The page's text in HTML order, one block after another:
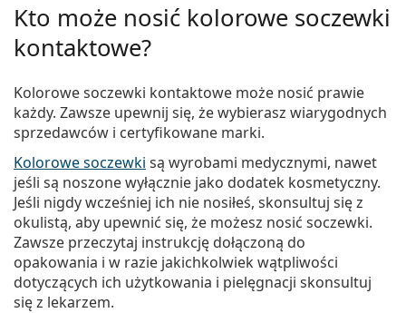
Kto może nosić kolorowe soczewki
kontaktowe?
Kolorowe soczewki kontaktowe może nosić prawie
każdy. Zawsze upewnij się, że wybierasz wiarygodnych
sprzedawców i certyfikowane marki.
Kolorowe soczewki są wyrobami medycznymi, nawet
jeśli są noszone wyłącznie jako dodatek kosmetyczny.
Jeśli nigdy wcześniej ich nie nosiłeś, skonsultuj się z
okulistą, aby upewnić się, że możesz nosić soczewki.
Zawsze przeczytaj instrukcję dołączoną do
opakowania i w razie jakichkolwiek wątpliwości
dotyczących ich użytkowania i pielęgnacji skonsultuj
się z lekarzem.